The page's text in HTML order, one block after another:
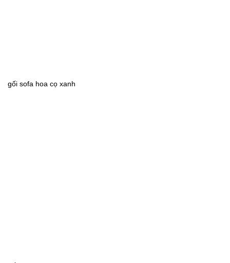
gối sofa hoa cọ xanh